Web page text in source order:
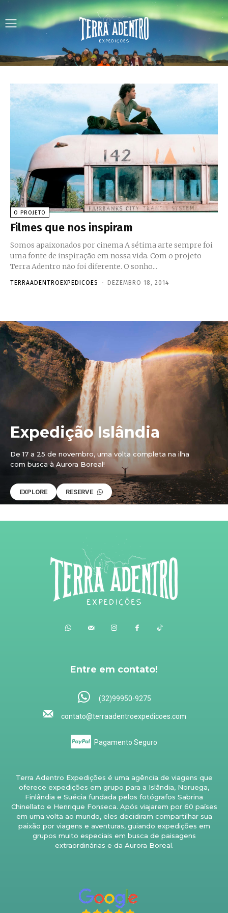
O PROJETO
Filmes que nos inspiram
Somos apaixonados por cinema A sétima arte sempre foi
uma fonte de inspiração em nossa vida. Com o projeto
Terra Adentro não foi diferente. O sonho...
TERRAADENTROEXPEDICOES - DEZEMBRO 18, 2014
Expedição Islândia
De 17 a 25 de novembro, uma volta completa na ilha
com busca à Aurora Boreal!
EXPLORE RESERVE
Entre em contato!
(32)99950-9275
contato@terraadentroexpedicoes.com
Pagamento Seguro
Terra Adentro Expedições é uma agência de viagens que
oferece expedições em grupo para a Islândia, Noruega,
Finlândia e Suécia fundada pelos fotógrafos Sabrina
Chinellato e Henrique Fonseca. Após viajarem por 60 países
em uma volta ao mundo, eles decidiram compartilhar sua
paixão por viagens e aventuras, guiando expedições em
grupos muito especiais em busca de paisagens
extraordinárias e da Aurora Boreal.